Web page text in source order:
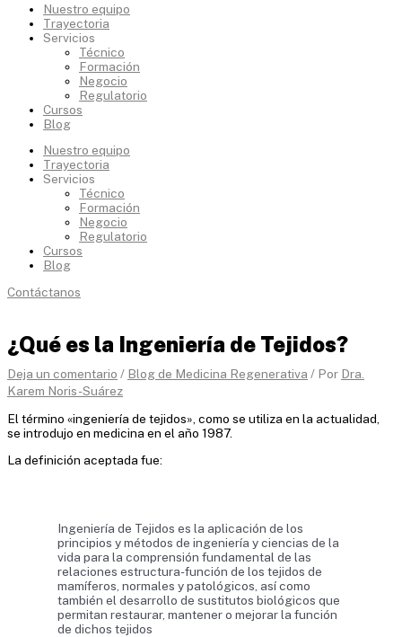
Nuestro equipo
Trayectoria
Servicios
Técnico
Formación
Negocio
Regulatorio
Cursos
Blog
Nuestro equipo
Trayectoria
Servicios
Técnico
Formación
Negocio
Regulatorio
Cursos
Blog
Contáctanos
¿Qué es la Ingeniería de Tejidos?
Deja un comentario / Blog de Medicina Regenerativa / Por Dra.
Karem Noris-Suárez
El término «ingeniería de tejidos», como se utiliza en la actualidad,
se introdujo en medicina en el año 1987.
La definición aceptada fue:
Ingeniería de Tejidos es la aplicación de los
principios y métodos de ingeniería y ciencias de la
vida para la comprensión fundamental de las
relaciones estructura-función de los tejidos de
mamíferos, normales y patológicos, así como
también el desarrollo de sustitutos biológicos que
permitan restaurar, mantener o mejorar la función
de dichos tejidos